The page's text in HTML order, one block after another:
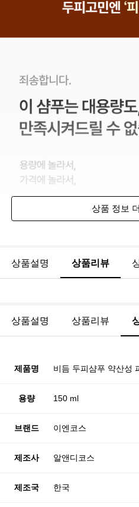
상품 정보
상품설명 상품리뷰
상품설명 상품리뷰
제품명 비듬 두피샴푸 약산성
용량 150 ml
브랜드 이엔코스
제조사 알앤디코스
제조국 한국